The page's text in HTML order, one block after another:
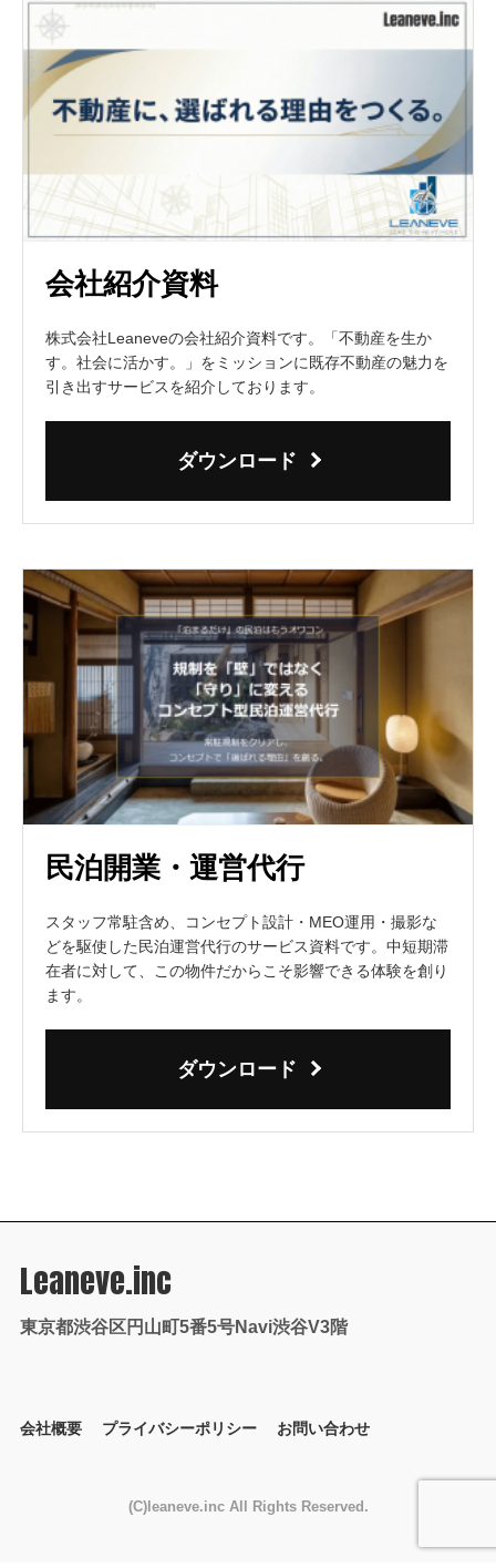
会社紹介資料
株式会社Leaneveの会社紹介資料です。「不動産を生か
す。社会に活かす。」をミッションに既存不動産の魅力を
引き出すサービスを紹介しております。
ダウンロード
民泊開業・運営代行
スタッフ常駐含め、コンセプト設計・MEO運用・撮影な
どを駆使した民泊運営代行のサービス資料です。中短期滞
在者に対して、この物件だからこそ影響できる体験を創り
ます。
ダウンロード
Leaneve.inc
東京都渋谷区円山町5番5号Navi渋谷V3階
会社概要 プライバシーポリシー お問い合わせ
(C)leaneve.inc All Rights Reserved.